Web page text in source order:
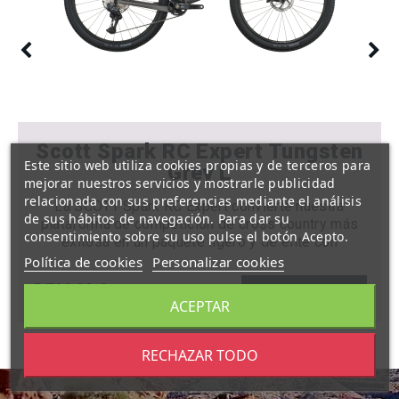
Scott Spark RC Expert Tungsten
Grey L
La SCOTT Spark RC Expert convierte nuestra
plataforma de competición de cross country más
exitosa en un paquete ligero y de élite con
prestaciones diseñadas para mejorar todas las
perfecta entre el ciclista y el terreno, con lo que se
consigue la sensación y la confianza necesarias
para enfrentarse a cualquier obstáculo en la
5.799,00 €
Este sitio web utiliza cookies propias y de terceros para
mejorar nuestros servicios y mostrarle publicidad
relacionada con sus preferencias mediante el análisis
de sus hábitos de navegación. Para dar su
consentimiento sobre su uso pulse el botón Acepto.
Política de cookies Personalizar cookies
RECHAZAR TODO
ACEPTAR